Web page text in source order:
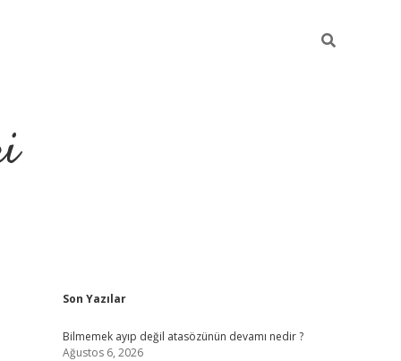
Sidebar
Son Yazılar
Bilmemek ayıp değil atasözünün devamı nedir ?
Ağustos 6, 2026